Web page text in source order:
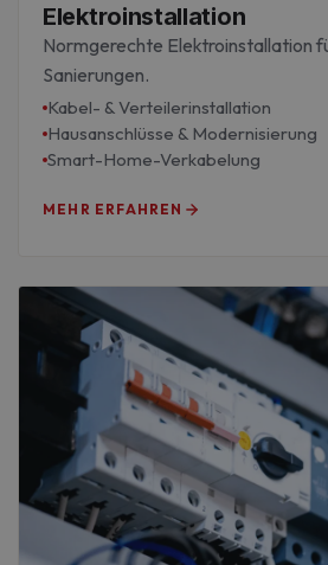
Elektroinstallation
Normgerechte Elektroinstallation
Sanierungen.
Kabel- & Verteilerinstallation
Hausanschlüsse & Modernisierung
Smart-Home-Verkabelung
MEHR ERFAHREN